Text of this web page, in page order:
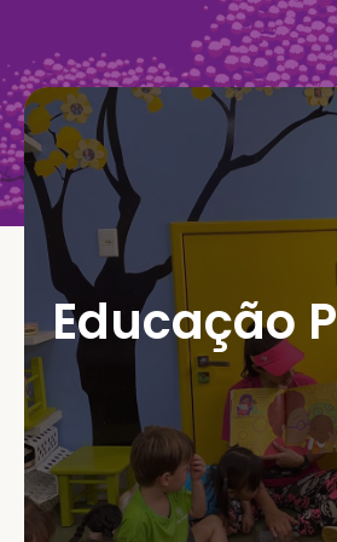
Educação
Educação
Acolhimento e respeito
abordagem